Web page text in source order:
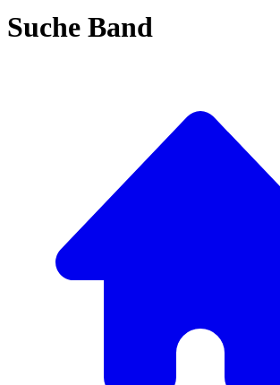
Suche Band